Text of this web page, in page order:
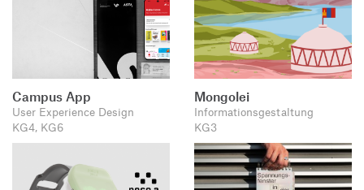
Campus App
User Experience Design
KG4, KG6
Mongolei
Informationsgestaltung
KG3